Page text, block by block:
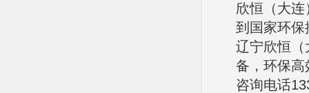
欣恒（大
到国家环保
辽宁欣恒（
备，环保高
咨询电话